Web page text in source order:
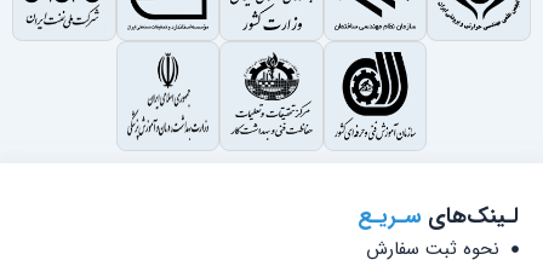
لـینک‌های سـریـع
نحوه ثبت سفارش